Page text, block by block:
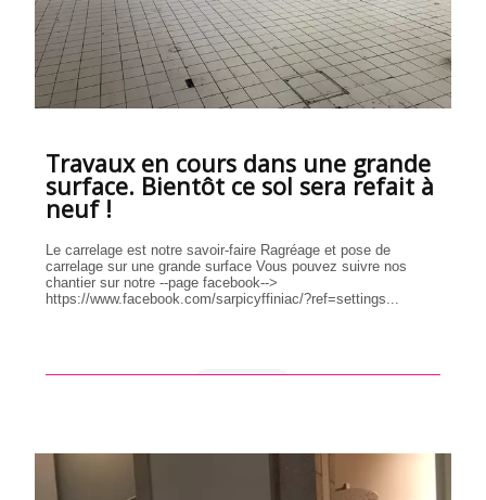
Travaux en cours dans une grande
surface. Bientôt ce sol sera refait à
neuf !
Le carrelage est notre savoir-faire Ragréage et pose de
carrelage sur une grande surface Vous pouvez suivre nos
chantier sur notre --page facebook-->
https://www.facebook.com/sarpicyffiniac/?ref=settings...